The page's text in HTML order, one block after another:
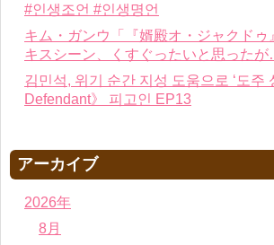
#인생조언 #인생명언
キム・ガンウ「『婿殿オ・ジャクドゥ
キスシーン、くすぐったいと思った
김민석, 위기 순간 지성 도움으로 ‘도주
Defendant》 피고인 EP13
アーカイブ
2026年
8月